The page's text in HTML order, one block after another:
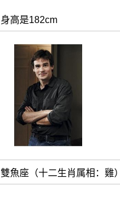
身高是182cm
雙魚座（十二生肖属相：雞）